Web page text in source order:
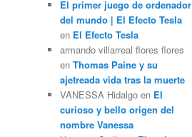
El primer juego de ordenador
del mundo | El Efecto Tesla
en El Efecto Tesla
armando villarreal flores flores
en Thomas Paine y su
ajetreada vida tras la muerte
VANESSA Hidalgo en El
curioso y bello origen del
nombre Vanessa